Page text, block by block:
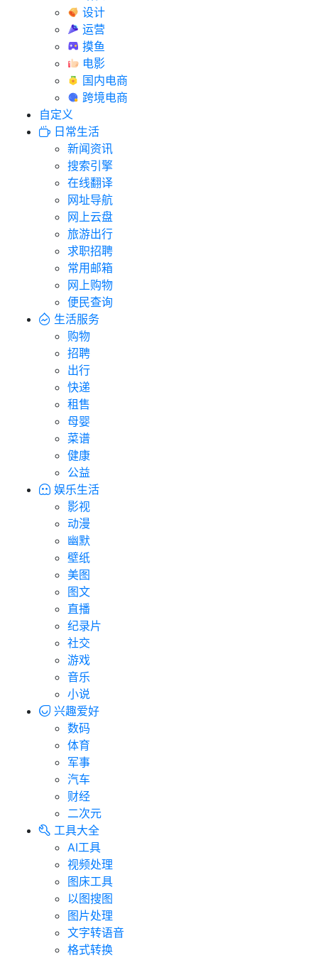
设计
运营
摸鱼
电影
国内电商
跨境电商
自定义
日常生活
新闻资讯
搜索引擎
在线翻译
网址导航
网上云盘
旅游出行
求职招聘
常用邮箱
网上购物
便民查询
生活服务
购物
招聘
出行
快递
租售
母婴
菜谱
健康
公益
娱乐生活
影视
动漫
幽默
壁纸
美图
图文
直播
纪录片
社交
游戏
音乐
小说
兴趣爱好
数码
体育
军事
汽车
财经
二次元
工具大全
AI工具
视频处理
图床工具
以图搜图
图片处理
文字转语音
格式转换